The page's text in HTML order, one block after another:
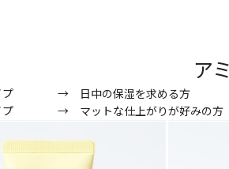
ア
イプ → 日中の保湿を求める方
イプ → マットな仕上がりが好みの方